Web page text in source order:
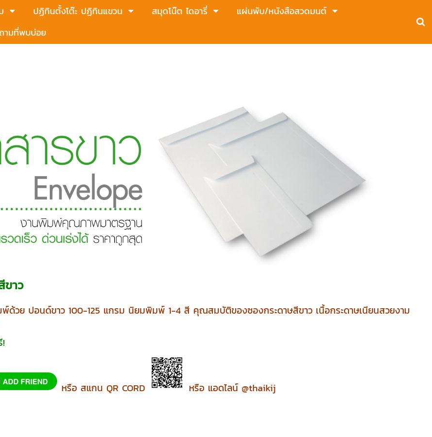
ปฏิทินตั้งโต๊ะ ปฏิทินแขวน สมุดโน๊ต ไดอารี่
แผ่นพับ/หนังสือสวดมนต์
ามที่พบบ่อย
ขาว
วย ปอนด์ขาว 100-125 แกรม นิยมพิมพ์ 1-4 สี คุณสมบัติของซองกระดาษสีขาว เนื้อกระดาษเนียนสวยงาม
หรือ สแกน QR CORD
หรือ แอดไลน์ @thaikij